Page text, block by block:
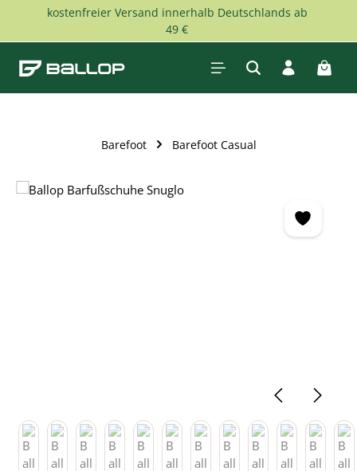
Zum Hauptinhalt springen
kostenfreier Versand innerhalb Deutschlands ab
49 €
Barefoot Barefoot Casual
Bildergalerie überspringen